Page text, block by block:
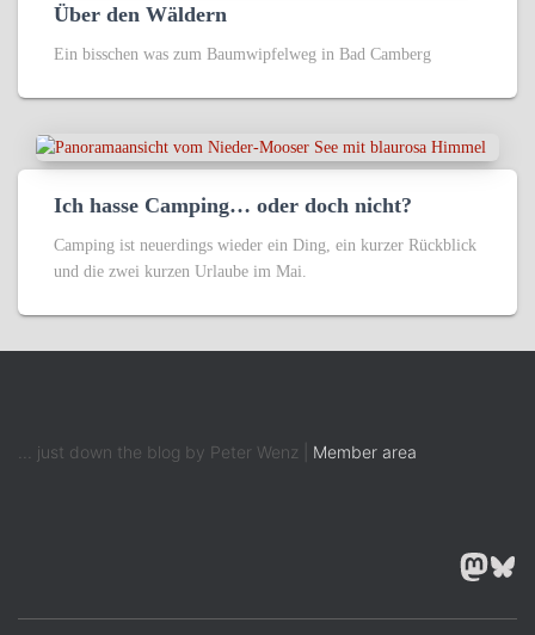
Über den Wäldern
Ein bisschen was zum Baumwipfelweg in Bad Camberg
Ich hasse Camping… oder doch nicht?
Camping ist neuerdings wieder ein Ding, ein kurzer Rückblick
und die zwei kurzen Urlaube im Mai.
... just down the blog by Peter Wenz | Member area
MASTODON